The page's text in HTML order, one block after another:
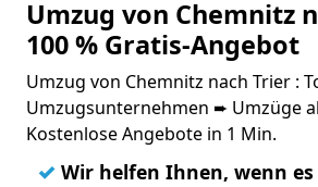
Umzug von Chemnitz
100 % Gratis-Angebot
Umzug von Chemnitz nach Trier :
Umzugsunternehmen ➨ Umzüge
Kostenlose Angebote in 1 Min.
✓ Wir helfen Ihnen, wenn